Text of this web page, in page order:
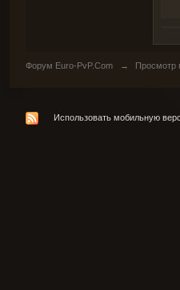
Форум Euro-PvP.Com → Просмотр
Использовать мобильную